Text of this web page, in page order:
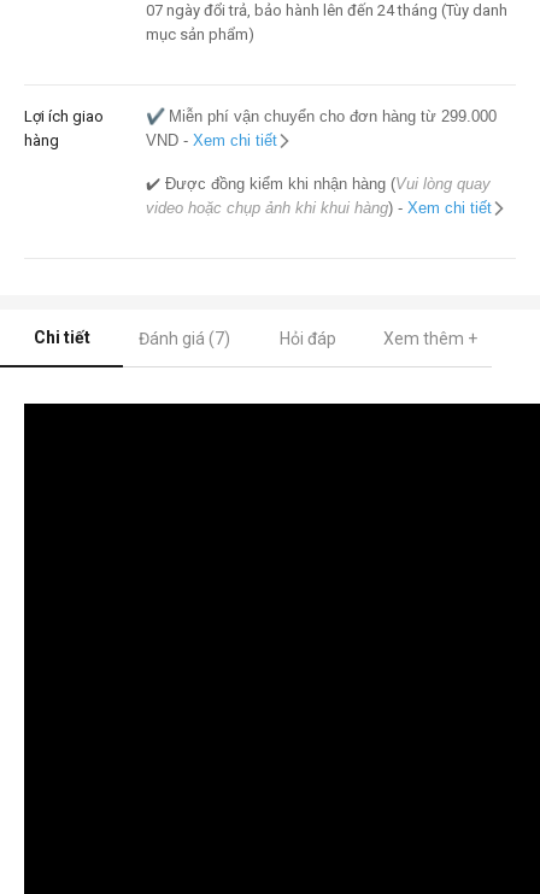
07 ngày đổi trả, bảo hành lên đến 24 tháng (Tùy danh
mục sản phẩm)
Lợi ích giao
hàng
✔️ Miễn phí vận chuyển cho đơn hàng từ 299.000
VND - Xem chi tiết
✔️ Được đồng kiểm khi nhận hàng (Vui lòng quay
video hoặc chụp ảnh khi khui hàng) - Xem chi tiết
Chi tiết Đánh giá (7) Hỏi đáp Xem thêm +